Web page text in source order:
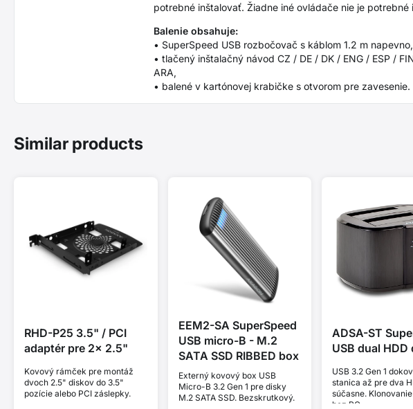
potrebné inštalovať. Žiadne iné ovládače nie je
Balenie obsahuje:
• SuperSpeed USB rozbočovač s káblom 1.2 m napevno,
• tlačený inštalačný návod CZ / DE / DK / ENG / ESP /
ARA,
• balené v kartónovej krabičke s otvorom pre zavesenie.
Similar products
RHD-P25 3.5" / PCI
adaptér pre 2x 2.5"
Kovový rámček pre montáž
dvoch 2.5" diskov do 3.5"
pozície alebo PCI záslepky.
EEM2-SA SuperSpeed
USB micro-B - M.2
SATA SSD RIBBED box
Externý kovový box USB
Micro-B 3.2 Gen 1 pre disky
M.2 SATA SSD. Bezskrutkový.
ADSA-ST
USB dual HDD
USB 3.2 Gen 1
stanica až pre dva
súčasne.
bez PC.